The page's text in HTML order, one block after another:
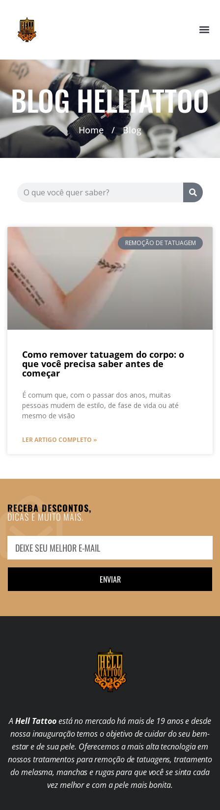
BLOG HELLTATTOO
Home / Blog
REMOÇÃO DE TATUAGEM
Como remover tatuagem do corpo: o
que você precisa saber antes de
começar
É comum que, com o passar dos anos, muitas
pessoas mudem de estilo, de fase de vida ou até
mesmo de visão
LER ARTIGO COMPLETO »
RECEBA DESCONTOS,
DICAS E MUITO MAIS.
ENVIAR
AHell Tattooestá no mercado há mais de 19 anos e desde
nossa inauguração temos o objetivo de cuidar do seu bem-
estar e de sua pele. Oferecemos a mais alta tecnologia em
nossos tratamentos para remoção de tatuagens, tratamento
do melasma, manchas e rugas para que você se sinta cada
vez melhor e com a pele mais bonita.